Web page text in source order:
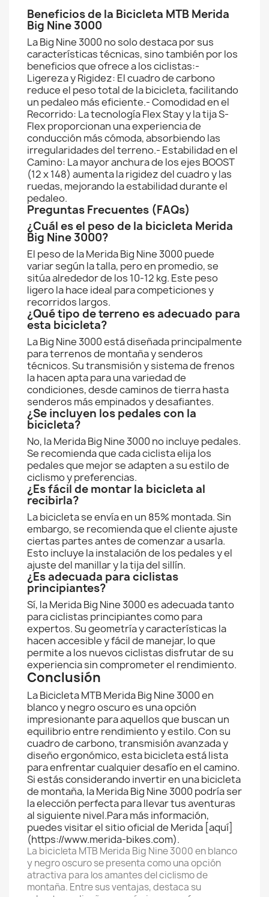
Beneficios de la Bicicleta MTB Merida
Big Nine 3000
La Big Nine 3000 no solo destaca por sus
características técnicas, sino también por los
beneficios que ofrece a los ciclistas:-
Ligereza y Rigidez: El cuadro de carbono
reduce el peso total de la bicicleta, facilitando
un pedaleo más eficiente.- Comodidad en el
Recorrido: La tecnología Flex Stay y la tija S-
Flex proporcionan una experiencia de
conducción más cómoda, absorbiendo las
irregularidades del terreno.- Estabilidad en el
Camino: La mayor anchura de los ejes BOOST
(12 x 148) aumenta la rigidez del cuadro y las
ruedas, mejorando la estabilidad durante el
pedaleo.
Preguntas Frecuentes (FAQs)
¿Cuál es el peso de la bicicleta Merida
Big Nine 3000?
El peso de la Merida Big Nine 3000 puede
variar según la talla, pero en promedio, se
sitúa alrededor de los 10-12 kg. Este peso
ligero la hace ideal para competiciones y
recorridos largos.
¿Qué tipo de terreno es adecuado para
esta bicicleta?
La Big Nine 3000 está diseñada principalmente
para terrenos de montaña y senderos
técnicos. Su transmisión y sistema de frenos
la hacen apta para una variedad de
condiciones, desde caminos de tierra hasta
senderos más empinados y desafiantes.
¿Se incluyen los pedales con la
bicicleta?
No, la Merida Big Nine 3000 no incluye pedales.
Se recomienda que cada ciclista elija los
pedales que mejor se adapten a su estilo de
ciclismo y preferencias.
¿Es fácil de montar la bicicleta al
recibirla?
La bicicleta se envía en un 85% montada. Sin
embargo, se recomienda que el cliente ajuste
ciertas partes antes de comenzar a usarla.
Esto incluye la instalación de los pedales y el
ajuste del manillar y la tija del sillín.
¿Es adecuada para ciclistas
principiantes?
Sí, la Merida Big Nine 3000 es adecuada tanto
para ciclistas principiantes como para
expertos. Su geometría y características la
hacen accesible y fácil de manejar, lo que
permite a los nuevos ciclistas disfrutar de su
experiencia sin comprometer el rendimiento.
Conclusión
La Bicicleta MTB Merida Big Nine 3000 en
blanco y negro oscuro es una opción
impresionante para aquellos que buscan un
equilibrio entre rendimiento y estilo. Con su
cuadro de carbono, transmisión avanzada y
diseño ergonómico, esta bicicleta está lista
para enfrentar cualquier desafío en el camino.
Si estás considerando invertir en una bicicleta
de montaña, la Merida Big Nine 3000 podría ser
la elección perfecta para llevar tus aventuras
al siguiente nivel.Para más información,
puedes visitar el sitio oficial de Merida [aquí]
(https://www.merida-bikes.com).
La bicicleta MTB Merida Big Nine 3000 en blanco
y negro oscuro se presenta como una opción
atractiva para los amantes del ciclismo de
montaña. Entre sus ventajas, destaca su